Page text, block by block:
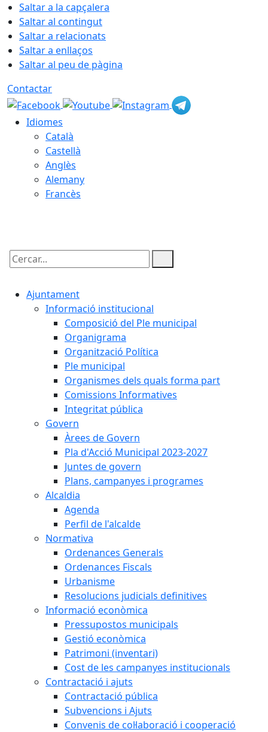
Saltar a la capçalera
Saltar al contingut
Saltar a relacionats
Saltar a enllaços
Saltar al peu de pàgina
Contactar
Idiomes
Català
Castellà
Anglès
Alemany
Francès
Cercar:
Ajuntament
Informació institucional
Composició del Ple municipal
Organigrama
Organització Política
Ple municipal
Organismes dels quals forma part
Comissions Informatives
Integritat pública
Govern
Àrees de Govern
Pla d'Acció Municipal 2023-2027
Juntes de govern
Plans, campanyes i programes
Alcaldia
Agenda
Perfil de l'alcalde
Normativa
Ordenances Generals
Ordenances Fiscals
Urbanisme
Resolucions judicials definitives
Informació econòmica
Pressupostos municipals
Gestió econòmica
Patrimoni (inventari)
Cost de les campanyes institucionals
Contractació i ajuts
Contractació pública
Subvencions i Ajuts
Convenis de col·laboració i cooperació